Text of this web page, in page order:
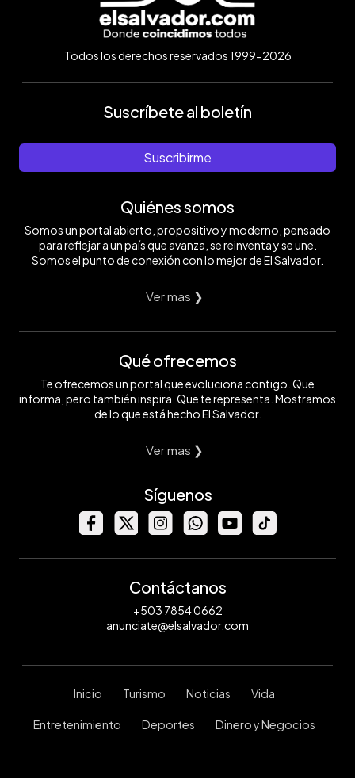
Todos los derechos reservados 1999-2026
Suscríbete al boletín
Suscribirme
Quiénes somos
Somos un portal abierto, propositivo y moderno, pensado
para reflejar a un país que avanza, se reinventa y se une.
Somos el punto de conexión con lo mejor de El Salvador.
Ver mas ❯
Qué ofrecemos
Te ofrecemos un portal que evoluciona contigo. Que
informa, pero también inspira. Que te representa. Mostramos
de lo que está hecho El Salvador.
Ver mas ❯
Síguenos
Contáctanos
+503 7854 0662
anunciate@elsalvador.com
Inicio Turismo Noticias Vida
Entretenimiento Deportes Dinero y Negocios